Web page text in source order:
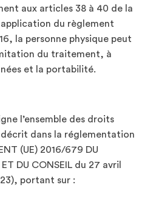
aux articles 38 à 40 de la
application du règlement
la personne physique peut
du traitement, à
et la portabilité.
l’ensemble des droits
dans la réglementation
(UE) 2016/679 DU
ET DU CONSEIL du 27 avril
portant sur :